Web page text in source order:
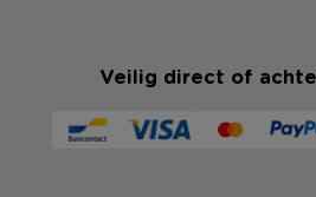
Veilig direct of